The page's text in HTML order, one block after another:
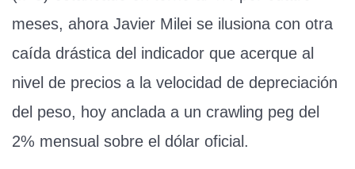
meses, ahora Javier Milei se ilusiona con otra
caída drástica del indicador que acerque al
nivel de precios a la velocidad de depreciación
del peso, hoy anclada a un crawling peg del
2% mensual sobre el dólar oficial.